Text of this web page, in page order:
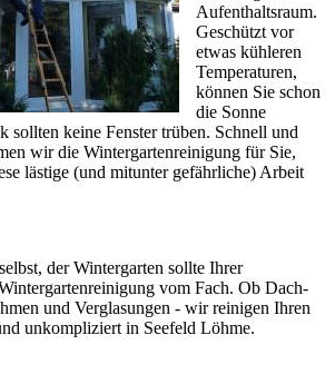
Aufenthaltsraum.
Geschützt vor
etwas kühleren
Temperaturen,
können Sie schon
die Sonne
sollten keine Fenster trüben. Schnell und
wir die Wintergartenreinigung für Sie,
lästige (und mitunter gefährliche) Arbeit
der Wintergarten sollte Ihrer
vom Fach. Ob Dach-
und Verglasungen - wir reinigen Ihren
unkompliziert in Seefeld Löhme.